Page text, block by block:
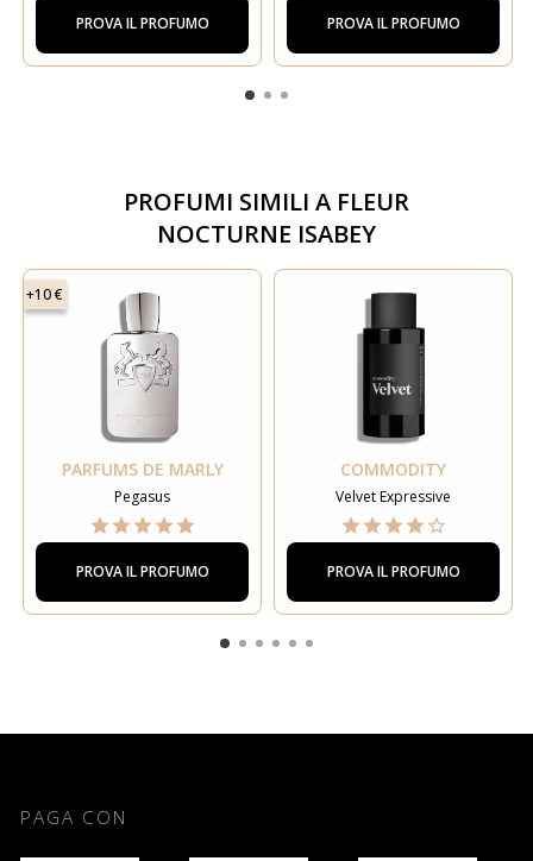
PROVA IL PROFUMO PROVA IL PROFUMO
PROFUMI SIMILI A FLEUR
NOCTURNE ISABEY
+10 €
PARFUMS DE MARLY
Pegasus
PROVA IL PROFUMO
COMMODITY
Velvet Expressive
PROVA IL PROFUMO
PAGA CON